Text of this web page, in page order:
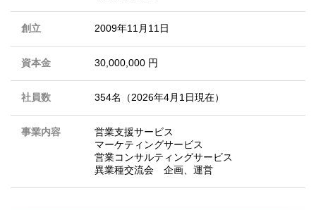
創立 2009年11月11日
資本金 30,000,000 円
社員数 354名（2026年4月1日現在）
事業内容
営業支援サービス
マーケティングサービス
営業コンサルティングサービス
異業種交流会 企画、運営